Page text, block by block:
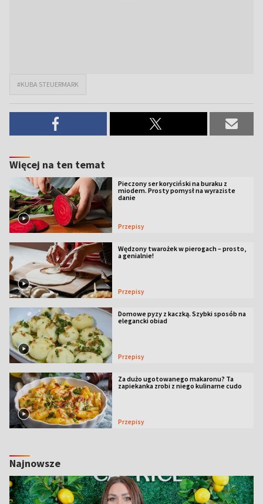
#KUBA STEUERMARK
Więcej na ten temat
Pieczony ser koryciński na buraku z
miodem. Prosty pomysł na wyraziste
danie
Przepisy
Wędzony twarożek w pierogach – prosto,
a genialnie!
Przepisy
Domowe pyzy z kaczką. Szybki sposób na
elegancki obiad
Przepisy
Za dużo ugotowanego makaronu? Ta
zapiekanka zrobi z niego kulinarne cudo
Przepisy
Najnowsze